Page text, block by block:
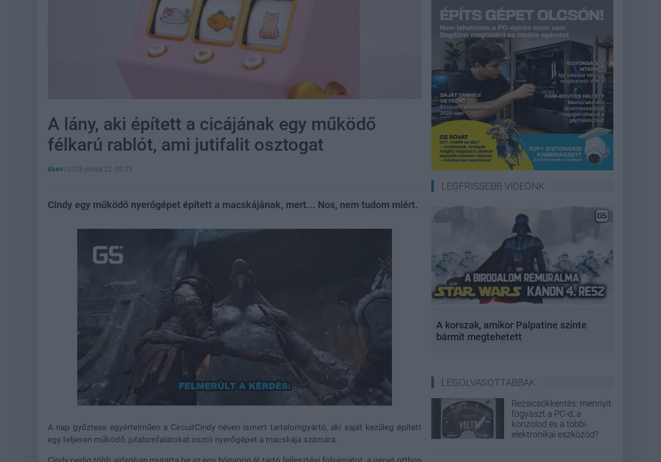
A lány, aki épített a cicájának egy működő
félkarú rablót, ami jutifalit osztogat
daev | 2026 június 22. 09:23
Cindy egy működő nyerőgépet épített a macskájának, mert... Nos, nem tudom miért.
Unmute
38.26%
A nap győztese egyértelműen a CircuitCindy néven ismert tartalomgyártó, aki saját kezűleg épített
egy teljesen működő, jutalomfalatokat osztó nyerőgépet a macskája számára.
Cindy pedig több videóban mutatta be az egy hónapon át tartó fejlesztési folyamatot, a gépet otthon
LEGFRISSEBB VIDEÓNK
A korszak, amikor Palpatine szinte
bármit megtehetett
LEGOLVASOTTABBAK
Rezsicsökkentés: mennyit
fogyaszt a PC-d, a
konzolod és a többi
elektronikai eszközöd?